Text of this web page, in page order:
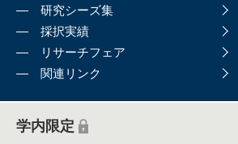
研究シーズ集
採択実績
リサーチフェア
関連リンク
学内限定